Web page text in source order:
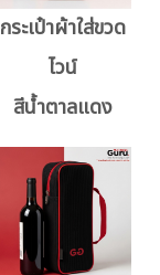
กระเป๋าผ้าใส่ขวด
ไวน์
สีน้ำตาลแดง